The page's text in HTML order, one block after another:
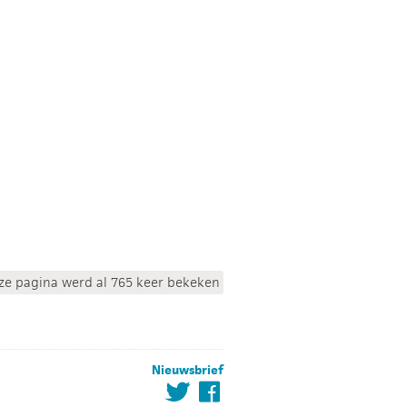
pagina werd al 765 keer bekeken
Nieuwsbrief